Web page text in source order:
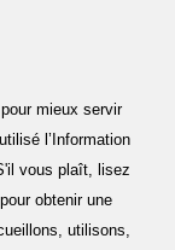
mieux servir
l’Information
vous plaît, lisez
obtenir une
utilisons,